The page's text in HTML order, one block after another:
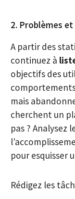
2. Problèmes
A partir des
continuez à
objectifs des
mais
cherchent un
pas ? Analysez
pour esquisser
Rédigez les